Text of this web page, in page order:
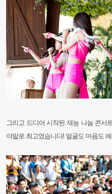
그리고 드디어 시작된 재능 나눔 콘서
야말로 최고였습니다! 얼굴도 마음도